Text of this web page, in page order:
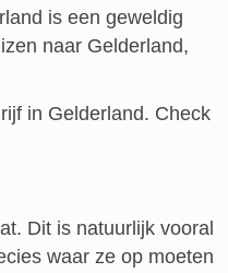
is een geweldig
naar Gelderland,
in Gelderland. Check
Dit is natuurlijk vooral
waar ze op moeten